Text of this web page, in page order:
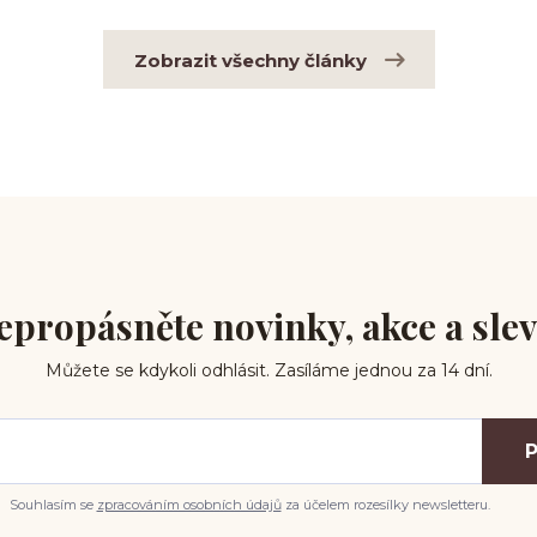
Zobrazit všechny články
novinky, akce a
Můžete se kdykoli odhlásit. Zasíláme jednou za 14 dní.
Souhlasím se zpracováním osobních údajůza účelem rozesílky newsletteru.